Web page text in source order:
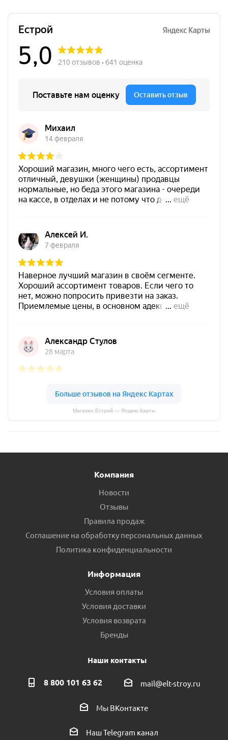
Магазин Естрой — Яндекс.Карты
Компания
Новости
Отзывы
Правила продаж
Соглашение на обработку персональных данных
Политика конфиденциальности
Информация
Условия оплаты
Условия доставки
Условия возврата
Бренды
Наши контакты
8 800 101 63 62 mail@elt-stroy.ru
Мы ВКонтакте
Наш Telegram канал